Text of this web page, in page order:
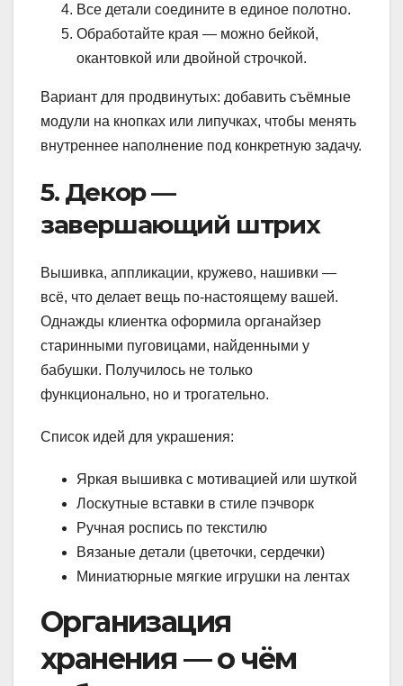
Все детали соедините в единое полотно.
Обработайте края — можно бейкой,
окантовкой или двойной строчкой.
Вариант для продвинутых: добавить съёмные
модули на кнопках или липучках, чтобы менять
внутреннее наполнение под конкретную задачу.
5. Декор —
завершающий штрих
Вышивка, аппликации, кружево, нашивки —
всё, что делает вещь по-настоящему вашей.
Однажды клиентка оформила органайзер
старинными пуговицами, найденными у
бабушки. Получилось не только
функционально, но и трогательно.
Список идей для украшения:
Яркая вышивка с мотивацией или шуткой
Лоскутные вставки в стиле пэчворк
Ручная роспись по текстилю
Вязаные детали (цветочки, сердечки)
Миниатюрные мягкие игрушки на лентах
Организация
хранения — о чём